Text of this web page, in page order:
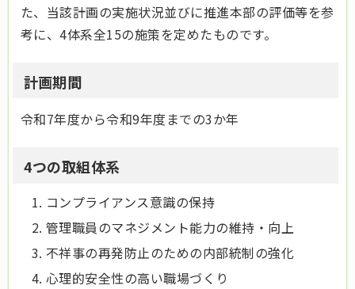
た、当該計画の実施状況並びに推進本部の評価等を参
考に、4体系全15の施策を定めたものです。
計画期間
令和7年度から令和9年度までの3か年
4つの取組体系
コンプライアンス意識の保持
管理職員のマネジメント能力の維持・向上
不祥事の再発防止のための内部統制の強化
心理的安全性の高い職場づくり